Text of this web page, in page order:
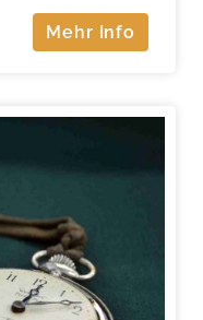
Mehr Info